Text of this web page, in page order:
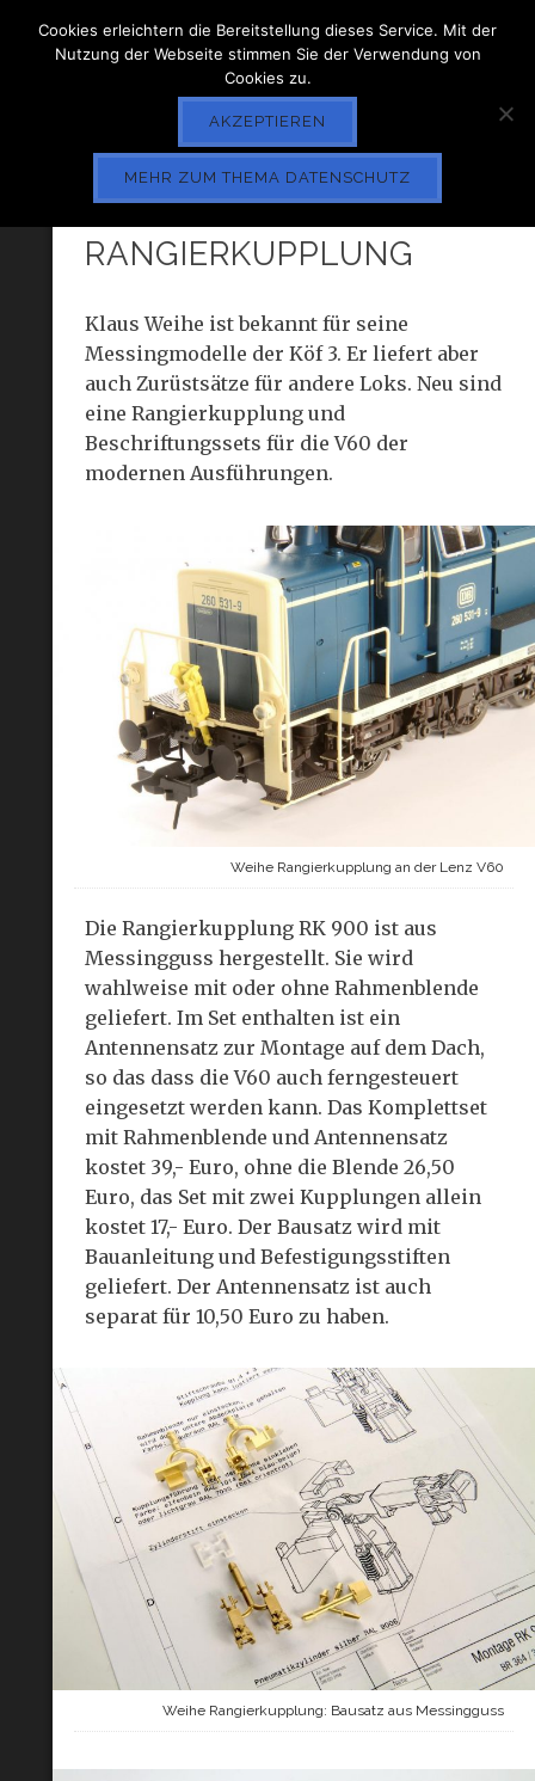
WEIHE
RANGIERKUPPLUNG
Klaus Weihe ist bekannt für seine
Messingmodelle der Köf 3. Er liefert aber
auch Zurüstsätze für andere Loks. Neu sind
eine Rangierkupplung und
Beschriftungssets für die V60 der
modernen Ausführungen.
Weihe Rangierkupplung an der Lenz V60
Die Rangierkupplung RK 900 ist aus
Messingguss hergestellt. Sie wird
wahlweise mit oder ohne Rahmenblende
geliefert. Im Set enthalten ist ein
Antennensatz zur Montage auf dem Dach,
so das dass die V60 auch ferngesteuert
eingesetzt werden kann. Das Komplettset
mit Rahmenblende und Antennensatz
kostet 39,- Euro, ohne die Blende 26,50
Euro, das Set mit zwei Kupplungen allein
kostet 17,- Euro. Der Bausatz wird mit
Bauanleitung und Befestigungsstiften
geliefert. Der Antennensatz ist auch
separat für 10,50 Euro zu haben.
Weihe Rangierkupplung: Bausatz aus Messingguss
Cookies erleichtern die Bereitstellung dieses Service. Mit der
Nutzung der Webseite stimmen Sie der Verwendung von
Cookies zu.
AKZEPTIEREN
MEHR ZUM THEMA DATENSCHUTZ